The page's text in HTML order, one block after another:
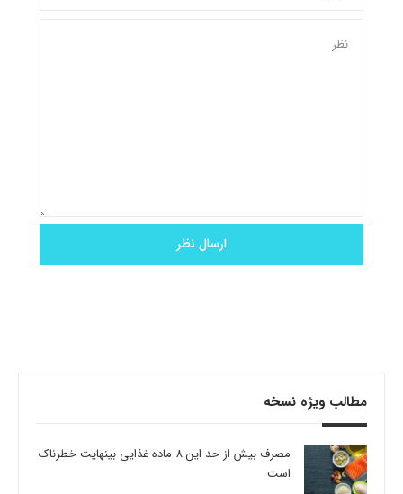
مطالب ویژه نسخه
مصرف بیش از حد این 8 ماده غذایی بینهایت خطرناک
است